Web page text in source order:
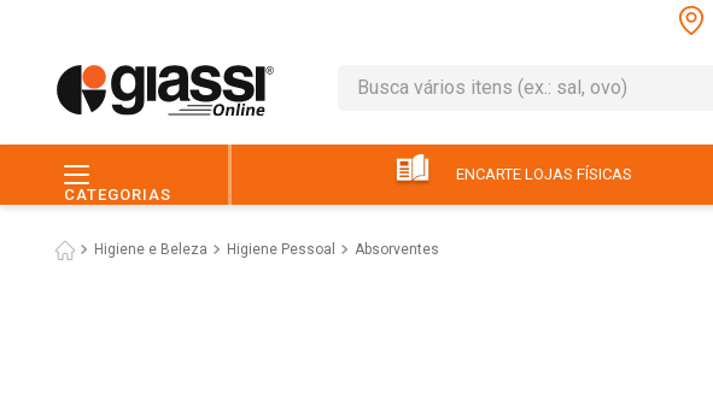
Busca vários itens (ex.: sal, ovo)
CATEGORIAS
ENCARTE LOJAS FÍSICAS
Higiene e Beleza Higiene Pessoal Absorventes
leite
3º queijo